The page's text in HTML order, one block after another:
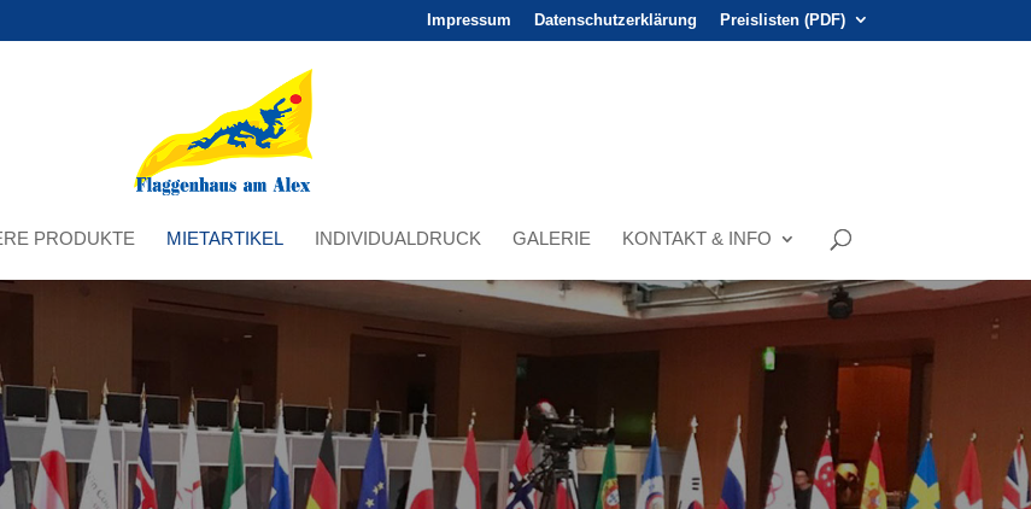
Impressum Datenschutzerklärung Preislisten (PDF)
PRODUKTE MIETARTIKEL INDIVIDUALDRUCK GALERIE KONTAKT & INFO